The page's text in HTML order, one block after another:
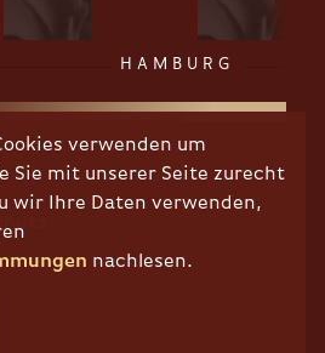
verwenden um
Sie mit unserer Seite zurecht
wir Ihre Daten verwenden,
nachlesen.
HAMBURG